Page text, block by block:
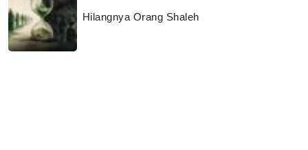
Hilangnya Orang Shaleh